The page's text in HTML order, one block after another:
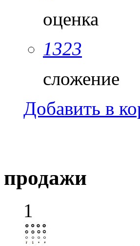
оценка
1323
сложение
Добавить в
продажи
1